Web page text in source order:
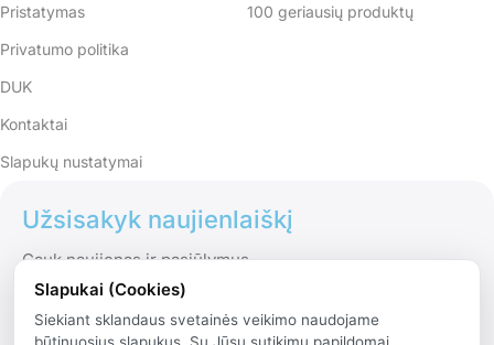
Pristatymas
Privatumo politika
DUK
Kontaktai
Slapukų nustatymai
100 geriausių produktų
Užsisakyk naujienlaiškį
Gauk naujienas ir pasiūlymus
Slapukai (Cookies)
Siekiant sklandaus svetainės veikimo naudojame